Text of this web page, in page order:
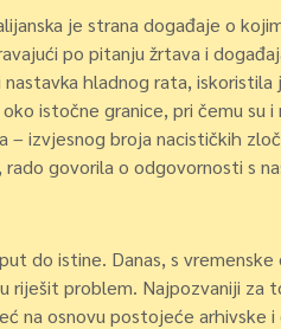
je strana događaje o
po pitanju žrtava i
hladnog rata,
istočne granice, pri čemu su
– izvjesnog broja nacističkih
govorila o odgovornosti s
do istine. Danas, s
riješit problem. Najpozvaniji za
na osnovu postojeće arhivske